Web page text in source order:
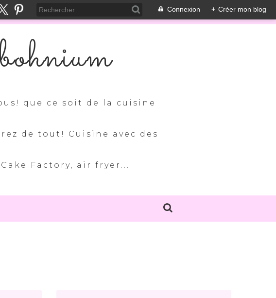
Connexion + Créer mon blog
que ce soit de la cuisine
de tout! Cuisine avec des
Factory, air fryer...